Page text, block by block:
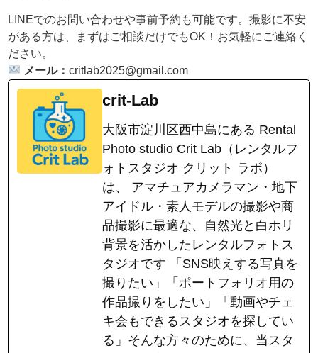
LINEでのお問い合わせや事前予約も可能です。撮影に不安
がある方は、まずはご相談だけでもOK！お気軽にご連絡く
ださい。
メール：critlab2025@gmail.com
crit-Lab
大阪市淀川区西中島にある Rental
Photo studio Crit Lab（レンタルフ
ォトスタジオ クリット ラボ）
は、 アマチュアカメラマン・地下
アイドル・素人モデルの撮影や商
品撮影に最適な、自然光と白ホリ
背景を活かしたレンタルフォトス
タジオです 「SNS映えする写真を
撮りたい」「ポートフォリオ用の
作品撮りをしたい」「動画やチェ
キ会もできるスタジオを探してい
る」そんな方々のために、当スタ